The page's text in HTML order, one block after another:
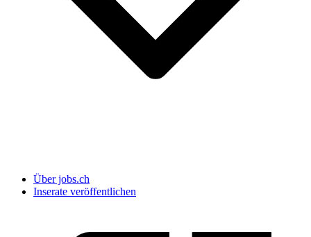
Über jobs.ch
Inserate veröffentlichen